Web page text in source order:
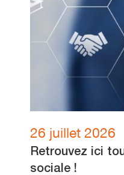
26 juillet 2026
Retrouvez ici
sociale !